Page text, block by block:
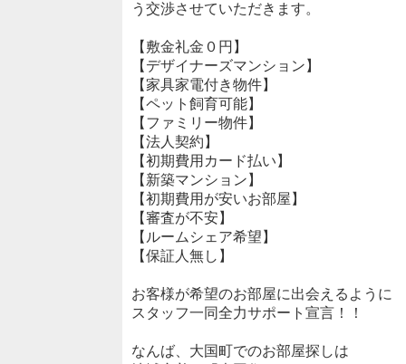
う交渉させていただきます。
【敷金礼金０円】
【デザイナーズマンション】
【家具家電付き物件】
【ペット飼育可能】
【ファミリー物件】
【法人契約】
【初期費用カード払い】
【新築マンション】
【初期費用が安いお部屋】
【審査が不安】
【ルームシェア希望】
【保証人無し】
お客様が希望のお部屋に出会えるように
スタッフ一同全力サポート宣言！！
なんば、大国町でのお部屋探しは